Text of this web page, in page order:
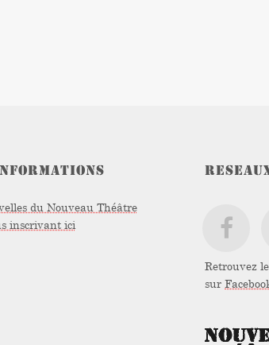
du Nouveau Théâtre
inscrivant ici
Retrouvez
sur